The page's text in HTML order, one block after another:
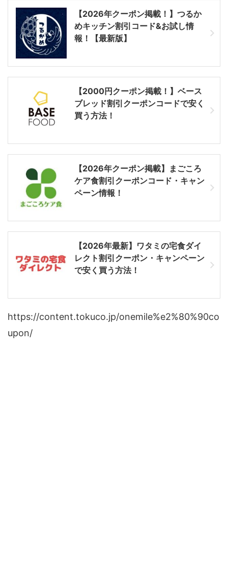
【2026年クーポン掲載！】つるか
めキッチン割引コード&お試し情
報！【最新版】
【2000円クーポン掲載！】ベース
ブレッド割引クーポンコードで安く
買う方法！
【2026年クーポン掲載】まごころ
ケア食割引クーポンコード・キャン
ペーン情報！
【2026年最新】ワタミの宅食ダイ
レクト割引クーポン・キャンペーン
で安く買う方法！
https://content.tokuco.jp/onemile%e2%80%90co
upon/